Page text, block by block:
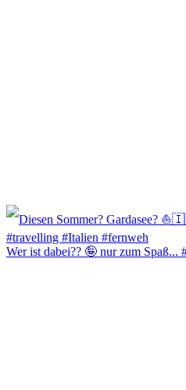
Wer ist dabei?? 🤪 nur zum Spaß...